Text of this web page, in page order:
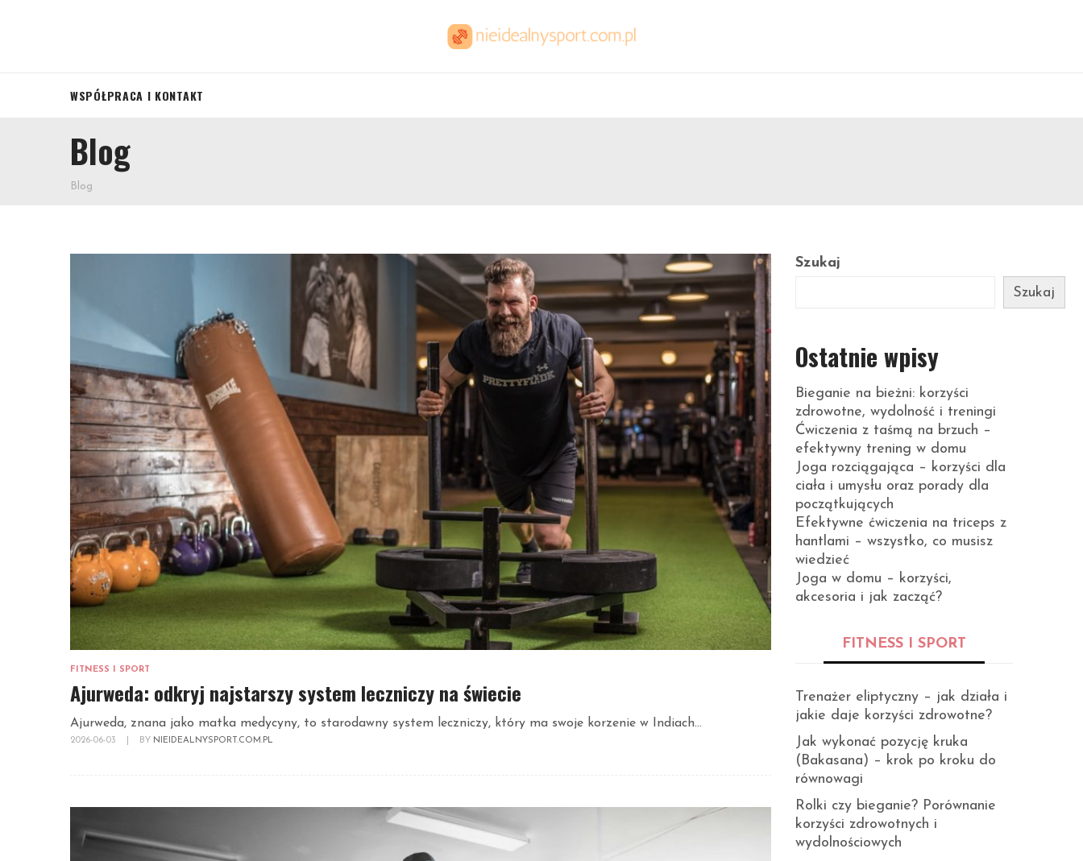
WSPÓŁPRACA I KONTAKT
Blog
Blog
FITNESS I SPORT
Ajurweda: odkryj najstarszy system leczniczy na świecie
Ajurweda, znana jako matka medycyny, to starodawny system leczniczy, który ma swoje korzenie w Indiach...
2026-06-03 BY NIEIDEALNYSPORT.COM.PL
Szukaj
Szukaj
Ostatnie wpisy
Bieganie na bieżni: korzyści
zdrowotne, wydolność i treningi
Ćwiczenia z taśmą na brzuch –
efektywny trening w domu
Joga rozciągająca – korzyści dla
ciała i umysłu oraz porady dla
początkujących
Efektywne ćwiczenia na triceps z
hantlami – wszystko, co musisz
wiedzieć
Joga w domu – korzyści,
akcesoria i jak zacząć?
FITNESS I SPORT
Trenażer eliptyczny – jak działa i
jakie daje korzyści zdrowotne?
Jak wykonać pozycję kruka
(Bakasana) – krok po kroku do
równowagi
Rolki czy bieganie? Porównanie
korzyści zdrowotnych i
wydolnościowych